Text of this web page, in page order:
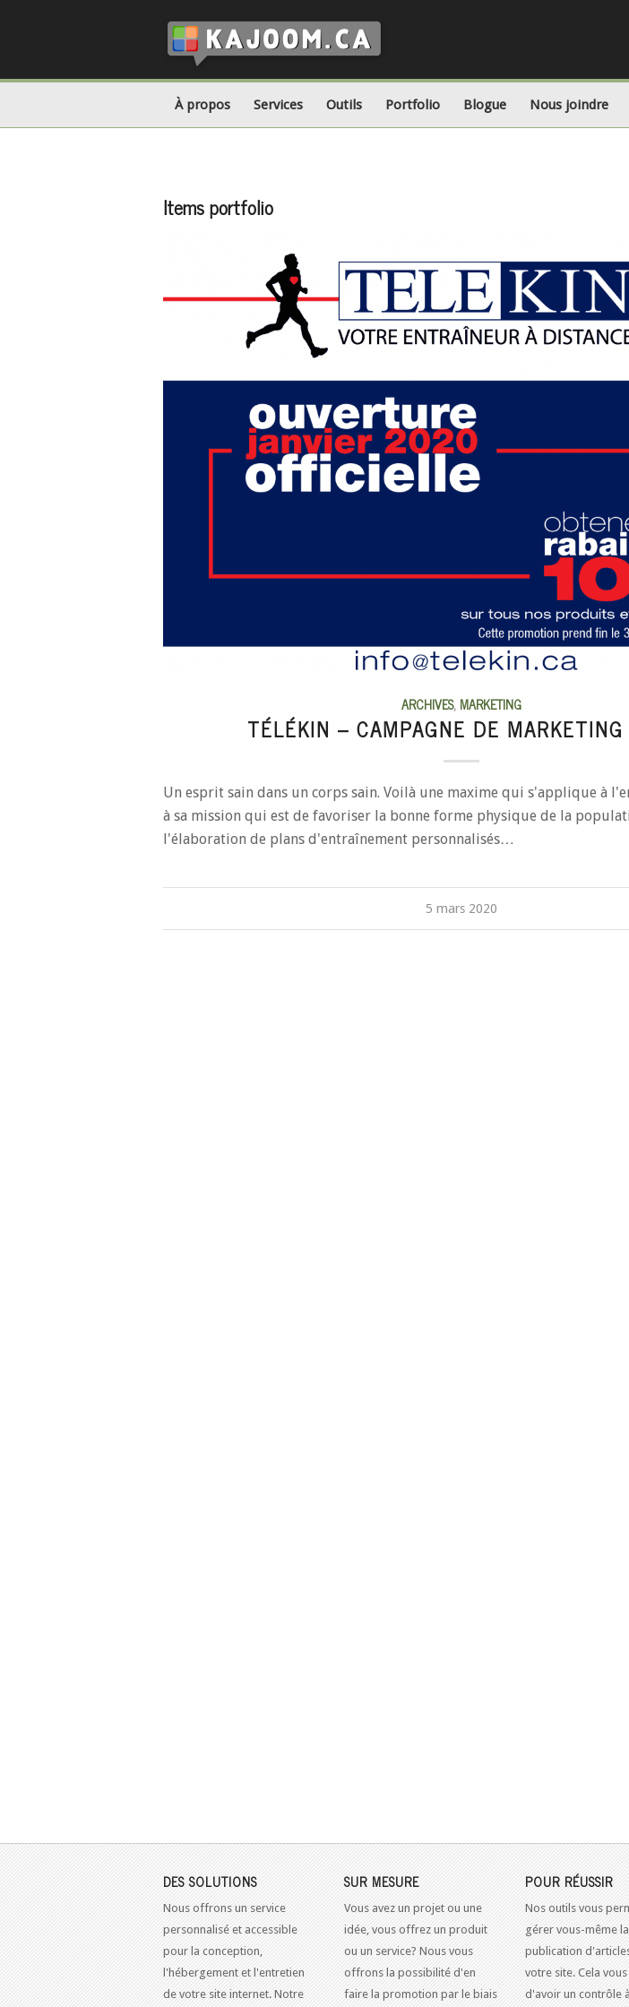
À propos Services Outils Portfolio Blogue Nous joindre
Items portfolio
ARCHIVES, MARKETING
TÉLÉKIN – CAMPAGNE DE
Un esprit sain dans un corps sain. Voilà une maxime qui s'applique à
à sa mission qui est de favoriser la bonne forme physique de la
l'élaboration de plans d'entraînement personnalisés…
5 mars 2020
DES SOLUTIONS
Nous offrons un service
personnalisé et accessible
pour la conception,
l'hébergement et l'entretien
de votre site internet. Notre
SUR MESURE
Vous avez un projet ou une
idée, vous offrez un produit
ou un service? Nous vous
offrons la possibilité d'en
faire la promotion par le biais
POUR RÉUSSIR
Nos outils vous
gérer vous-même la
publication
votre site. Cela
d'avoir un contrôle